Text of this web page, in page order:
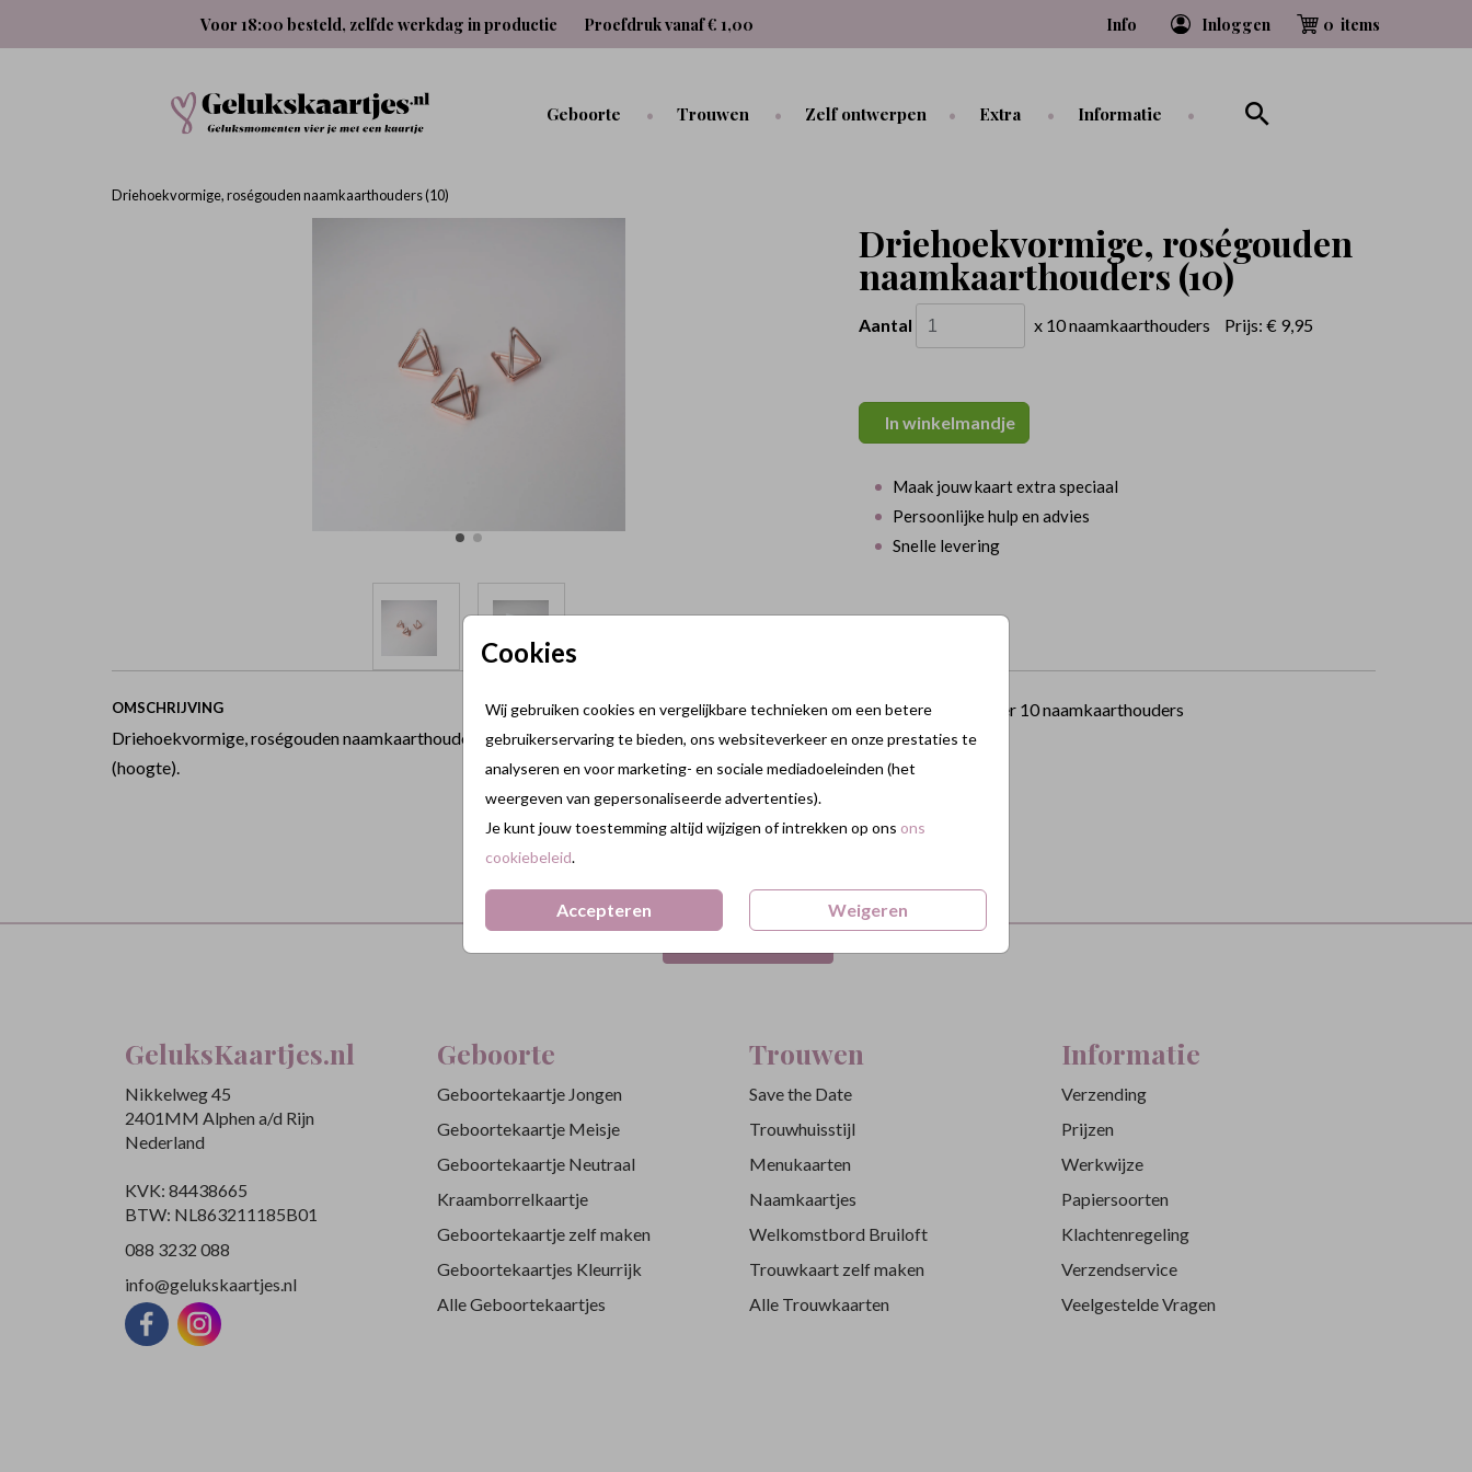
Voor 18:00 besteld, zelfde werkdag in productie Proefdruk vanaf € 1,00 Info Inloggen 0
Geboorte Trouwen Zelf ontwerpen Extra Informatie
Cookies
Wij gebruiken cookies en vergelijkbare technieken om een betere
gebruikerservaring te bieden, ons websiteverkeer en onze prestaties te
analyseren en voor marketing- en sociale mediadoeleinden (het
weergeven van gepersonaliseerde advertenties).
Je kunt jouw toestemming altijd wijzigen of intrekken op ons ons
cookiebeleid.
Accepteren Weigeren
Driehoekvormige, roségouden naamkaarthouders (10)
Driehoekvormige, roségouden
naamkaarthouders (10)
Aantal x 10 naamkaarthouders Prijs:€ 9,95
In winkelmandje
Maak jouw kaart extra speciaal
Persoonlijke hulp en advies
Snelle levering
OMSCHRIJVING
Driehoekvormige, roségouden naamkaarthouders (10 stuks). Formaat: 2 cm (breedte) x 2 cm
(hoogte).
Prijs:€ 9,95 per 10 naamkaarthouders
GeluksKaartjes.nl
Nikkelweg 45
2401MM Alphen a/d Rijn
Nederland
KVK: 84438665
BTW: NL863211185B01
088 3232 088
info@gelukskaartjes.nl
Geboorte
Geboortekaartje Jongen
Geboortekaartje Meisje
Geboortekaartje Neutraal
Kraamborrelkaartje
Geboortekaartje zelf maken
Geboortekaartjes Kleurrijk
Alle Geboortekaartjes
Trouwen
Save the Date
Trouwhuisstijl
Menukaarten
Naamkaartjes
Welkomstbord Bruiloft
Trouwkaart zelf maken
Alle Trouwkaarten
Informatie
Verzending
Prijzen
Werkwijze
Papiersoorten
Klachtenregeling
Verzendservice
Veelgestelde Vragen